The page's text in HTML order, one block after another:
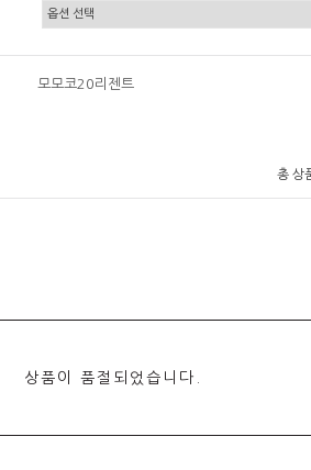
모모코20리젠트
총 상
상품이 품절되었습니다.